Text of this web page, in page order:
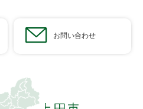
お問い合わせ